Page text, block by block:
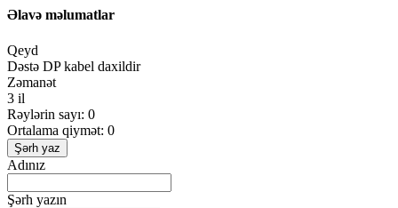
Əlavə məlumatlar
Qeyd
Dəstə DP kabel daxildir
Zəmanət
3 il
Rəylərin sayı: 0
Ortalama qiymət: 0
Şərh yaz
Adınız
Şərh yazın